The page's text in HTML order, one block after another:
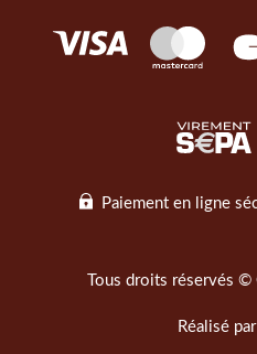
Paiement en ligne
Tous droits réservés
Réalisé par